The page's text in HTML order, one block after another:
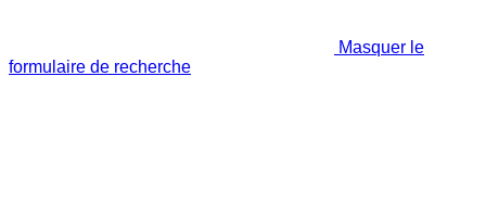
Masquer le
formulaire de recherche